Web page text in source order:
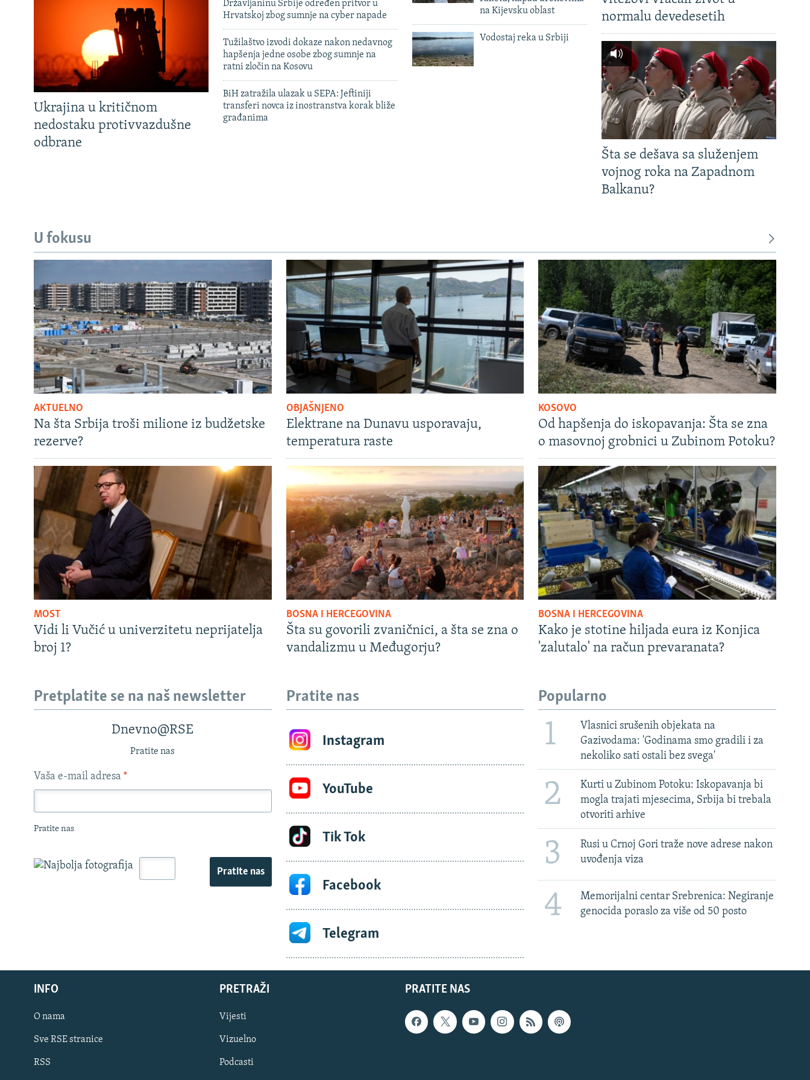
Ukrajina u kritičnom
nedostaku protivvazdušne
odbrane
Državljaninu Srbije određen pritvor u
Hrvatskoj zbog sumnje na cyber napade
Tužilaštvo izvodi dokaze nakon nedavnog
hapšenja jedne osobe zbog sumnje na
ratni zločin na Kosovu
BiH zatražila ulazak u SEPA: Jeftiniji
transferi novca iz inostranstva korak bliže
građanima
na Kijevsku oblast
Vodostaj reka u Srbiji
normalu devedesetih
Šta se dešava sa služenjem
vojnog roka na Zapadnom
Balkanu?
U fokusu
AKTUELNO
Na šta Srbija troši milione iz budžetske
rezerve?
OBJAŠNJENO
Elektrane na Dunavu usporavaju,
temperatura raste
KOSOVO
Od hapšenja do iskopavanja: Šta se zna
o masovnoj grobnici u Zubinom Potoku?
MOST
Vidi li Vučić u univerzitetu neprijatelja
broj 1?
BOSNA I HERCEGOVINA
Šta su govorili zvaničnici, a šta se zna o
vandalizmu u Međugorju?
BOSNA I HERCEGOVINA
Kako je stotine hiljada eura iz Konjica
'zalutalo' na račun prevaranata?
Pretplatite se na naš newsletter
Dnevno@RSE
Pratite nas
Vaša e-mail adresa *
Pratite nas
Pratite nas
Pratite nas
Instagram
YouTube
Tik Tok
Facebook
Telegram
Popularno
1
Vlasnici srušenih objekata na
Gazivodama: 'Godinama smo gradili i za
nekoliko sati ostali bez svega'
2
Kurti u Zubinom Potoku: Iskopavanja bi
mogla trajati mjesecima, Srbija bi trebala
otvoriti arhive
3
Rusi u Crnoj Gori traže nove adrese nakon
uvođenja viza
4
Memorijalni centar Srebrenica: Negiranje
genocida poraslo za više od 50 posto
PRATITE NAS
INFO
O nama
Sve RSE stranice
RSS
PRETRAŽI
Vijesti
Vizuelno
Podcasti